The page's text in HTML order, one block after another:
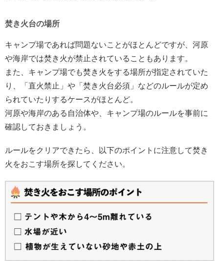
焚き火台の場所
キャンプ場であれば問題ないことがほとんどですが、河原
や海岸では焚き火が禁止されていることもあります。
また、キャンプ場でも焚き火をする場所が指定されていた
り、「直火禁止」や「焚き火台必須」などのルールが定め
られていたりするケースがほとんど。
河原や海岸のある自治体や、キャンプ場のルールを事前に
確認しておきましょう。
ルールをクリアできたら、以下のポイントに注意して焚き
火をおこす場所を探してください。